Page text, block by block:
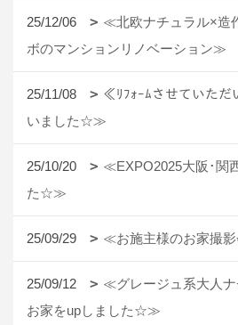
25/12/06
≪北欧ナチュラル×造
ボのマンションリノベーション≫
25/11/08
≪ﾘﾌｫｰﾑさせていただ
いました☆≫
25/10/20
≪EXPO2025大阪･関
た☆≫
25/09/29 ≪お施主様のお家撮
25/09/12
≪グレージュ系大人
お家をupしました☆≫